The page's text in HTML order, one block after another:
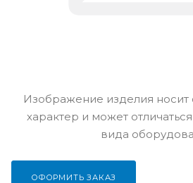
Изображение изделия носит
характер и может
вида
ОФОРМИТЬ ЗАКАЗ